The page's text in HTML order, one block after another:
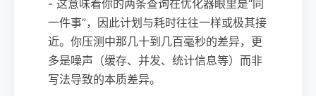
- 这意味着你的两条查询在优化器眼里是“同
一件事”，因此计划与耗时往往一样或极其接
近。你压测中那几十到几百毫秒的差异，更
多是噪声（缓存、并发、统计信息等）而非
写法导致的本质差异。